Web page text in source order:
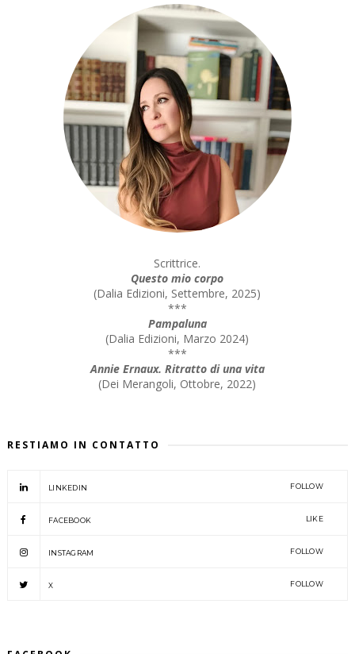
Scrittrice.
Questo mio corpo
(Dalia Edizioni, Settembre, 2025)
***
Pampaluna
(Dalia Edizioni, Marzo 2024)
***
Annie Ernaux. Ritratto di una vita
(Dei Merangoli, Ottobre, 2022)
RESTIAMO IN CONTATTO
LINKEDIN FOLLOW
FACEBOOK LIKE
INSTAGRAM FOLLOW
X FOLLOW